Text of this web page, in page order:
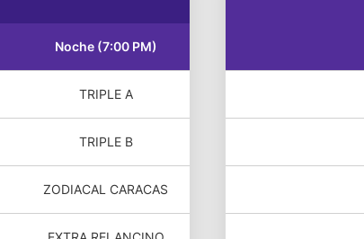
Noche (7:00 PM)
TRIPLE A
TRIPLE B
ZODIACAL CARACAS